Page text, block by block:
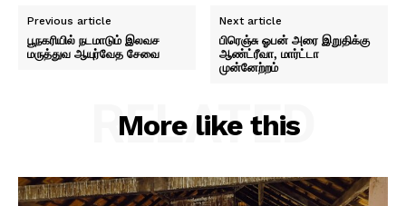
Previous article
பூநகரியில் நடமாடும் இலவச
மருத்துவ ஆயுர்வேத சேவை
Next article
பிரெஞ்சு ஓபன் அரை இறுதிக்கு
ஆண்ட்ரீவா, மார்ட்டா
முன்னேற்றம்
More like this
RELATED